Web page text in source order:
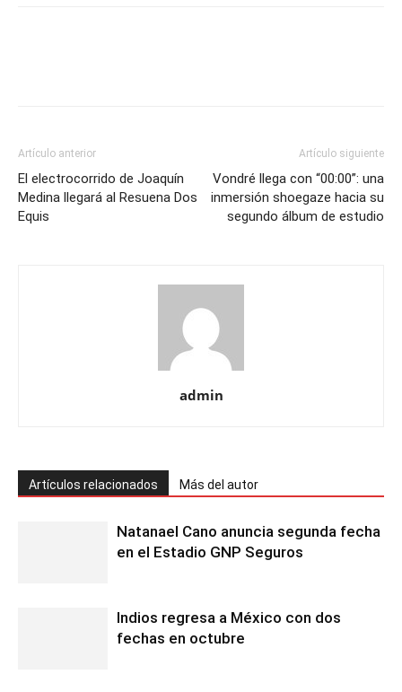
Artículo anterior
El electrocorrido de Joaquín
Medina llegará al Resuena Dos
Equis
Artículo siguiente
Vondré llega con “00:00”: una
inmersión shoegaze hacia su
segundo álbum de estudio
admin
Artículos relacionados Más del autor
Natanael Cano anuncia segunda fecha
en el Estadio GNP Seguros
Indios regresa a México con dos
fechas en octubre